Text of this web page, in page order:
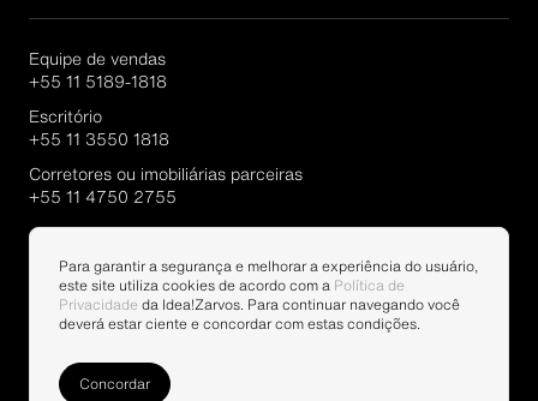
Equipe de vendas
+55 11 5189-1818
Escritório
+55 11 3550 1818
Corretores ou imobiliárias parceiras
+55 11 4750 2755
Portal Parcerias
Para garantir a segurança e melhorar a experiência do usuário,
este site utiliza cookies de acordo com a Política de
Privacidade da Idea!Zarvos. Para continuar navegando você
deverá estar ciente e concordar com estas condições.
Concordar